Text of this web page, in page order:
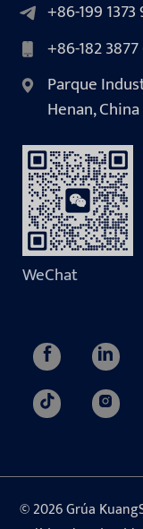
+86-199 1373
+86-182 3877
Parque
Henan,
WeChat
© 2026 Grúa